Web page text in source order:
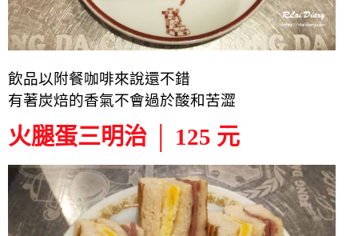
飲品以附餐咖啡來說還不錯
有著炭焙的香氣不會過於酸和苦澀
火腿蛋三明治 │ 125 元